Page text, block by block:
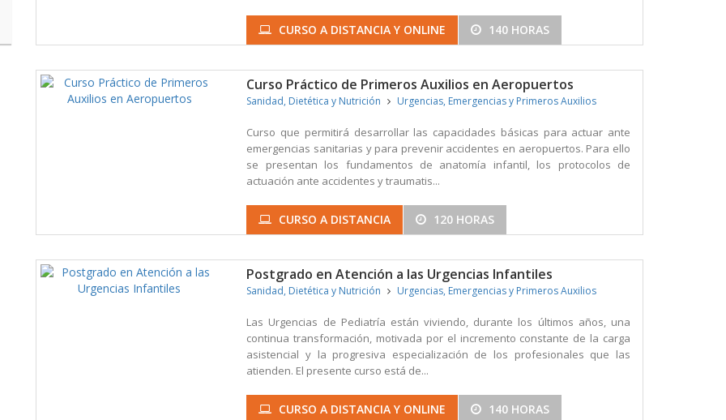
CURSO A DISTANCIA Y ONLINE 140 HORAS
Curso Práctico de Primeros Auxilios en Aeropuertos
Sanidad, Dietética y Nutrición Urgencias, Emergencias y Primeros Auxilios
Curso que permitirá desarrollar las capacidades básicas para actuar ante
emergencias sanitarias y para prevenir accidentes en aeropuertos. Para ello
se presentan los fundamentos de anatomía infantil, los protocolos de
actuación ante accidentes y traumatis...
CURSO A DISTANCIA 120 HORAS
Postgrado en Atención a las Urgencias Infantiles
Sanidad, Dietética y Nutrición Urgencias, Emergencias y Primeros Auxilios
Las Urgencias de Pediatría están viviendo, durante los últimos años, una
continua transformación, motivada por el incremento constante de la carga
asistencial y la progresiva especialización de los profesionales que las
atienden. El presente curso está de...
CURSO A DISTANCIA Y ONLINE 140 HORAS